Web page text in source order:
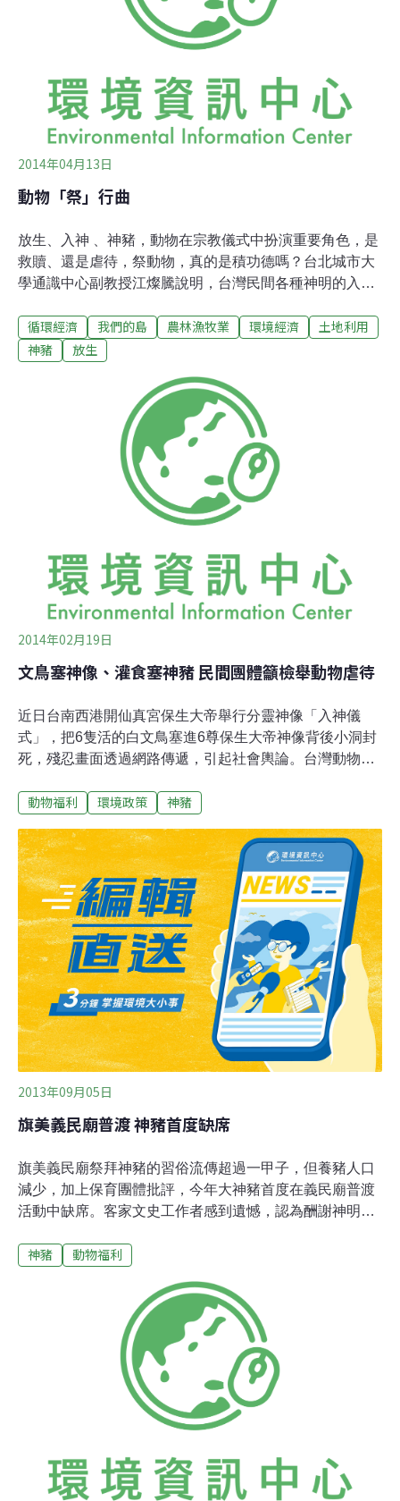
千台斤的神豬，飼養者會在豬隻約500台斤時「下窟」，
在豬圈的上方架設鐵條，限制行動，使其只能翻身、無法
胖到四肢癱瘓、骨骼承受不住體重而變形；且因肥胖造成
心臟病、脂肪肝等病痛。宰殺時，也
2014年04月13日
動物「祭」行曲
放生、入神 、神豬，動物在宗教儀式中扮演重要角色，是
救贖、還是虐待，祭動物，真的是積功德嗎？台北城市大
學通識中心副教授江燦騰說明，台灣民間各種神明的入
像背後開洞，將昆蟲或小動物活體塞進內部，讓其死亡，
可以讓神明顯得「威猛有神」。活潑可愛的白文鳥被活塞
祭的「賽神豬」活動，也引發議論。這項活動源於日據時
代，因為要鼓勵養豬戶養出好豬，在祭神儀式中加入這個
活動，農家也相信，能養出冠軍神豬供奉義民爺，是光宗
耀祖的一件事，於是，把養豬當成是在侍奉雙親，讓牠吃
好、穿好、睡好，照顧的無微不至，延續到現在卻變了
調。紀錄片導演林瑞珠耗時2年，走訪近20處神豬農場，
希望呈現台灣特殊的「神豬文化」。她發現，飼主為求冠
量，豬隻還會被限制行動，胖到正常體重的好幾倍，連站
循環經濟 我們的島 農林漁牧業 環境經濟
土地利用
神豬
放生
2014年02月19日
文鳥塞神像、灌食塞神豬 民間團體籲檢舉動物虐待
近日台南西港開仙真宮保生大帝舉行分靈神像「入神儀
式」，把6隻活的白文鳥塞進6尊保生大帝神像背後小洞封
死，殘忍畫面透過網路傳遞，引起社會輿論。台灣動物社
間信仰不乏此類既殘忍又違反《動物保護法》的祭祀行
鮮血畫符等皆是。台灣動物社會研究會、台北市野鳥學
會、環境法律人協會、全國教師工會總聯合會，昨（18）
日共同召開記者會嚴正抗議，要求政府主管機關嚴格執
法，積極推動廢除此等殘虐生命的陋俗，以免少數廟宇以
宗教民俗名義殘虐動物，給社會錯誤的生命教育示範。封
死文鳥但憑祭祀之名 大法官：習俗仍受法律約束依照台灣
習俗，金身入神需放羽鳥、銅錢、文旨、金龍鈕等四寶，
虎頭蜂、蜈蚣、蛇等也都是常放的寶物。開仙真宮總幹事
劉明印解釋：「是保生大帝透過乩童降旨，須延續3百多
年傳統，廟方不得不從。」他說，過去曾用畫眉鳥及台灣
特
動物福利 環境政策 神豬
2013年09月05日
旗美義民廟普渡 神豬首度缺席
旗美義民廟祭拜神豬的習俗流傳超過一甲子，但養豬人口
減少，加上保育團體批評，今年大神豬首度在義民廟普渡
活動中缺席。客家文史工作者感到遺憾，認為酬謝神明的
日起舉辦3天普渡，昨天是放水燈祈福，主任委員陳子文
再有神豬當祭品，言詞中充滿無奈。研究客家文史的「美
濃周刊」社長黃森松卻不如此看待。黃森松說，早期農家
人要養大豬並不容易，透過這個儀式來感謝神明保佑，
「每個祭祀行為都有它的心理背景，不應該輕言放棄」。
黃森松指出，祭拜神豬的形式要保存，不過內容應該改
變，最好把飼養時間縮短到一年，不要養成太大才來祭
神豬 動物福利